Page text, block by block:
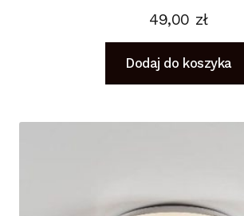
49,00 zł
Dodaj do koszyka